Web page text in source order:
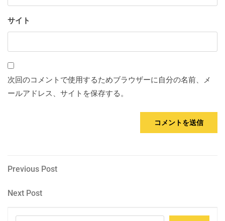
サイト
次回のコメントで使用するためブラウザーに自分の名前、メ
ールアドレス、サイトを保存する。
投
稿
ナ
Previous
Previous Post
Next
Next Post